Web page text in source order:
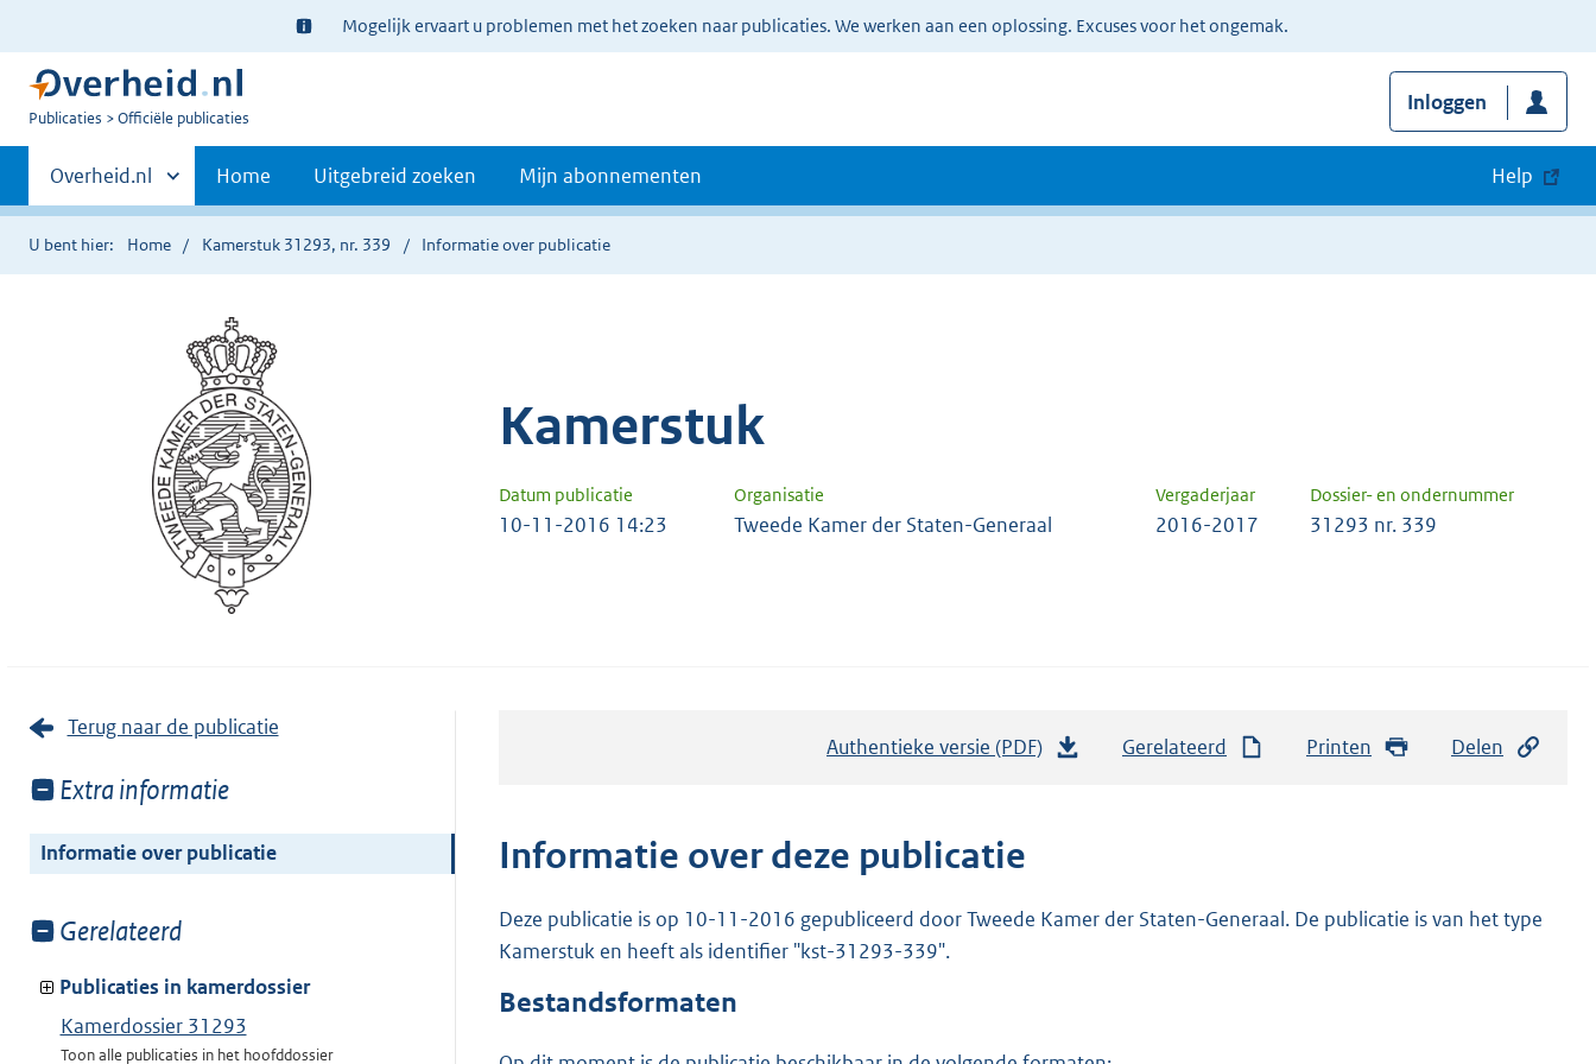
Ter
informatie:
Mogelijk ervaart u problemen met het zoeken naar publicaties. We werken aan een oplossing. Excuses voor het ongemak.
U
Publicaties Officiële publicaties
Inloggen
Primaire
navigatie
Andere
sites
binnen
Overheid.nl Home Uitgebreid zoeken Mijn abonnementen Help
U bent hier: Home Kamerstuk 31293, nr. 339 Informatie over publicatie
Kamerstuk
Datum publicatie Organisatie Vergaderjaar Dossier- en ondernummer
10-11-2016 14:23 Tweede Kamer der Staten-Generaal 2016-2017 31293 nr. 339
Terug naar de publicatie
Toon
van:
Extra informatie
Informatie over publicatie
Toon
van:
Gerelateerd
Publicaties in kamerdossier
Kamerdossier 31293
Toon alle publicaties in het hoofddossier
Authentieke versie (PDF)
n
Gerelateerd Printen Delen
Informatie over deze publicatie
Deze publicatie is op 10-11-2016 gepubliceerd door Tweede Kamer der Staten-Generaal. De publicatie is van het type
Kamerstuk en heeft als identifier "kst-31293-339".
Bestandsformaten